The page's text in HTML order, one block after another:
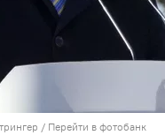
/ Перейти в фотобанк